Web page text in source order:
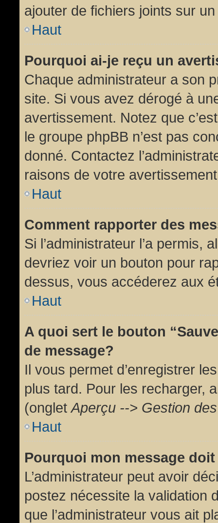
ajouter de fichiers joints sur
Haut
Pourquoi ai-je reçu un
Chaque administrateur a son
site. Si vous avez dérogé à
avertissement. Notez que
le groupe phpBB n’est pas
donné. Contactez
raisons de votre
Haut
Comment rapporter des
Si l’administrateur l’a permis,
devriez voir un bouton pour
dessus, vous accéderez aux
Haut
A quoi sert le bouton
de message?
Il vous permet d’enregistrer
plus tard. Pour les recharger,
(ongletAperçu --> Gestion
Haut
Pourquoi mon message
L’administrateur peut avoir
postez nécessite la validation
que l’administrateur vous ait